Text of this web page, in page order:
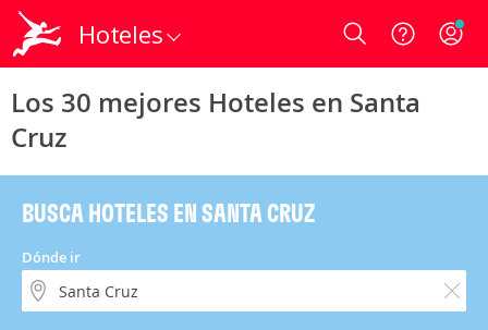
Hoteles Login
Los 30 mejores Hoteles en Santa
Cruz
BUSCA HOTELES EN SANTA CRUZ
Dónde ir